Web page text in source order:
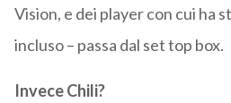
Vision, e dei player con cui ha
incluso – passa dal set top box.
Invece Chili?